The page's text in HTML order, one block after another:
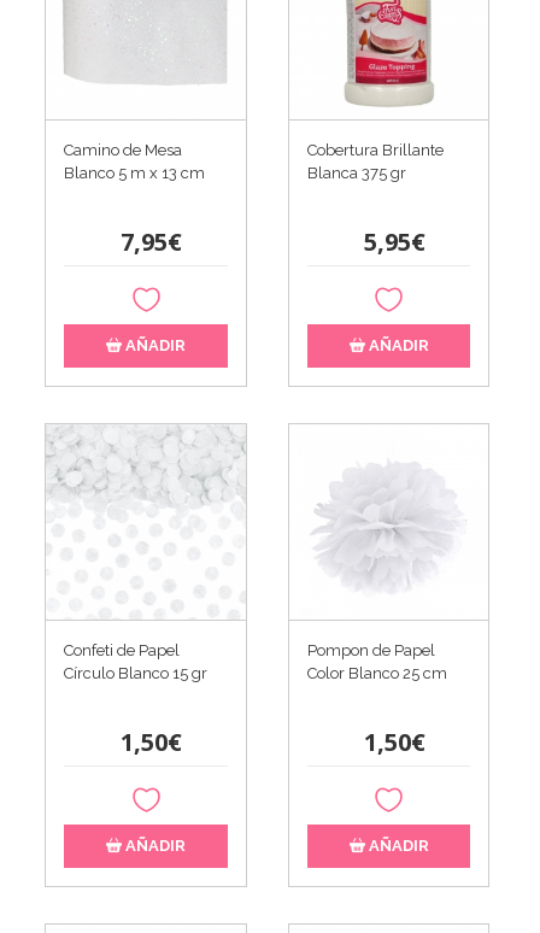
Camino de Mesa
Blanco 5 m x 13 cm
7,95€
AÑADIR
Cobertura Brillante
Blanca 375 gr
5,95€
AÑADIR
Confeti de Papel
Círculo Blanco 15 gr
1,50€
AÑADIR
Pompon de Papel
Color Blanco 25 cm
1,50€
AÑADIR